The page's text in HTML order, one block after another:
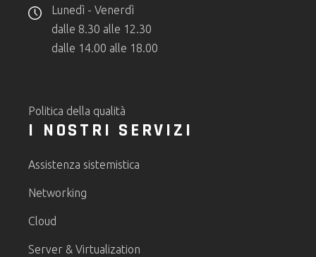
Lunedì - Venerdì
dalle 8.30 alle 12.30
dalle 14.00 alle 18.00
Politica della qualità
I NOSTRI SERVIZI
Assistenza sistemistica
Networking
Cloud
Server & Virtualization